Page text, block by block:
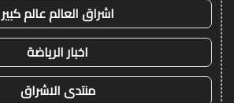
اشراق العالم عالم كبير
اخبار الرياضة
منتدى الاشراق